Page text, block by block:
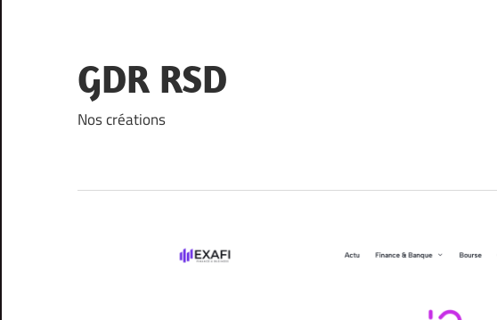
content
GDR RSD
Nos créations